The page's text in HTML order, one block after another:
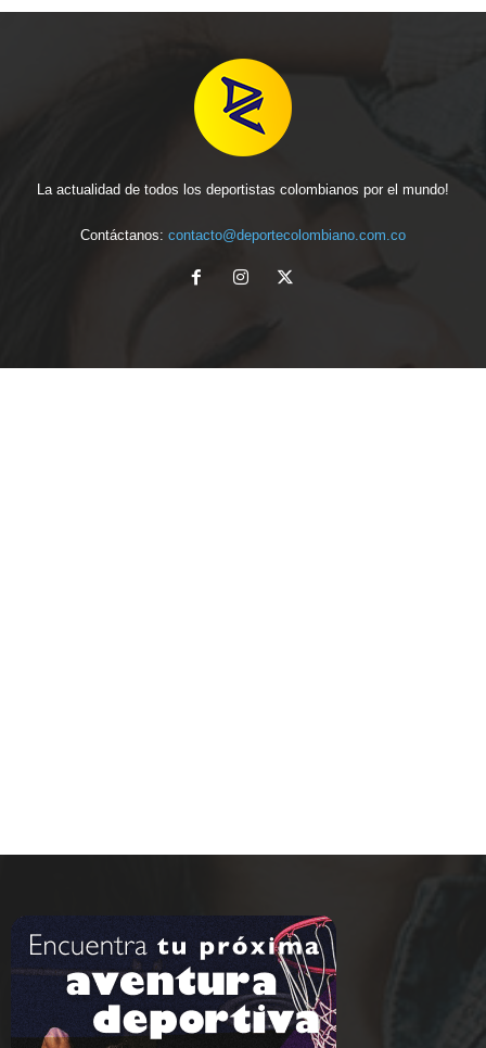
La actualidad de todos los deportistas colombianos por el mundo!
Contáctanos: contacto@deportecolombiano.com.co